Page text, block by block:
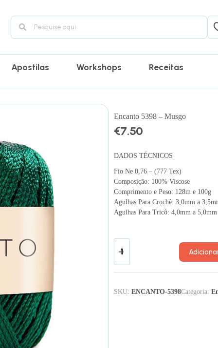
Apostilas Workshops Receitas
Encanto 5398 – Musgo
€7.50
DADOS TÉCNICOS
Fio Ne 0,76 – (777 Tex)
Composição: 100% Viscose
Comprimento e Peso: 128m e 100g
Agulhas Para Crochê: 3,0mm a
Agulhas Para Tricô: 4,0mm a 5,0mm
SKU: ENCANTO-5398Categoria: